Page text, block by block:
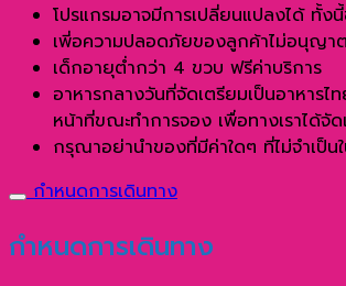
โบ๊ท
ชิ้น
โปรแกรมอาจมีการเปลี่ยนแปลงได้ ทั้ง
เพี่อความปลอดภัยของลูกค้าไม่อนุญา
เด็กอายุต่ำกว่า 4 ขวบ ฟรีค่าบริการ
อาหารกลางวันที่จัดเตรียมเป็นอาหาร
หน้าที่ขณะทำการจอง เพื่อทางเราได้จั
กรุณาอย่านำของที่มีค่าใดๆ ที่ไม่จำเป็
กำหนดการเดินทาง
กำหนดการเดินทาง